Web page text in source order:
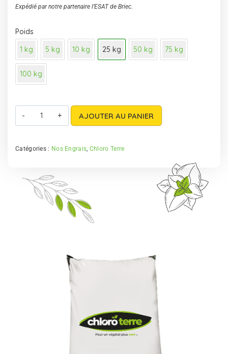
Expédié par notre partenaire l’ESAT de Briec.
Poids
1 kg
5 kg 10 kg 25 kg 50 kg 75 kg
100 kg
AJOUTER AU PANIER
Catégories : Nos Engrais Chloro Terre